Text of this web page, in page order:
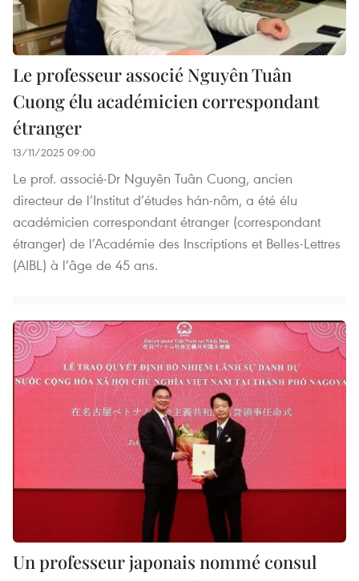
Le professeur associé Nguyên Tuân
Cuong élu académicien correspondant
étranger
13/11/2025 09:00
Le prof. associé-Dr Nguyên Tuân Cuong, ancien
directeur de l’Institut d’études hán-nôm, a été élu
académicien correspondant étranger (correspondant
étranger) de l’Académie des Inscriptions et Belles-Lettres
(AIBL) à l’âge de 45 ans.
Un professeur japonais nommé consul